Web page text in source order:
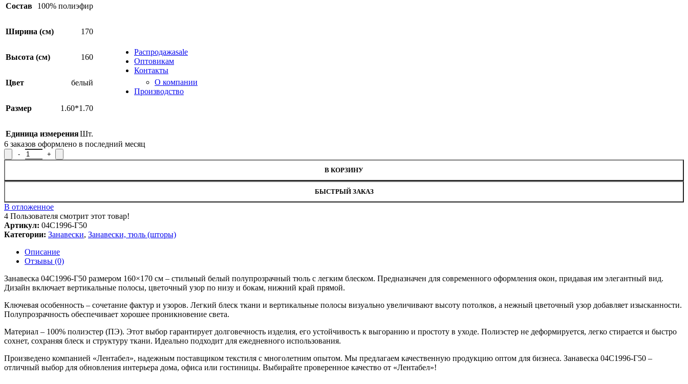
Распродажаsale
Оптовикам
Контакты
О компании
Производство
Состав 100% полиэфир
Ширина (см) 170
Высота (см) 160
Цвет белый
Размер 1.60*1.70
Единица измеренияШт.
6 заказов оформлено в последний месяц
В КОРЗИНУ
БЫСТРЫЙ ЗАКАЗ
В отложенное
4 Пользователя смотрит этот товар!
Артикул: 04С1996-Г50
Категории: Занавески, Занавески, тюль (шторы)
Описание
Отзывы (0)
Занавеска 04С1996-Г50 размером 160×170 см – стильный белый полупрозрачный тюль с легким блеском. Предназначен для современного оформления окон, придавая им элегантный вид.
Дизайн включает вертикальные полосы, цветочный узор по низу и бокам, нижний край прямой.
Ключевая особенность – сочетание фактур и узоров. Легкий блеск ткани и вертикальные полосы визуально увеличивают высоту потолков, а нежный цветочный узор добавляет изысканности.
Полупрозрачность обеспечивает хорошее проникновение света.
Материал – 100% полиэстер (ПЭ). Этот выбор гарантирует долговечность изделия, его устойчивость к выгоранию и простоту в уходе. Полиэстер не деформируется, легко стирается и быстро
сохнет, сохраняя блеск и структуру ткани. Идеально подходит для ежедневного использования.
Произведено компанией «Лентабел», надежным поставщиком текстиля с многолетним опытом. Мы предлагаем качественную продукцию оптом для бизнеса. Занавеска 04С1996-Г50 –
отличный выбор для обновления интерьера дома, офиса или гостиницы. Выбирайте проверенное качество от «Лентабел»!